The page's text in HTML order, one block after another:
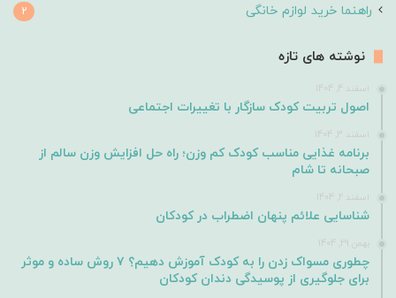
راهنما خرید لوازم خانگی 2
نوشته های تازه
اسفند 4, 1404
اصول تربیت کودک سازگار با تغییرات اجتماعی
اسفند 3, 1404
برنامه غذایی مناسب کودک کم وزن؛ راه حل افزایش وزن سالم از
صبحانه تا شام
اسفند 2, 1404
شناسایی علائم پنهان اضطراب در کودکان
بهمن 29, 1404
چطوری مسواک زدن را به کودک آموزش دهیم؟ ۷ روش ساده و موثر
برای جلوگیری از پوسیدگی دندان کودکان